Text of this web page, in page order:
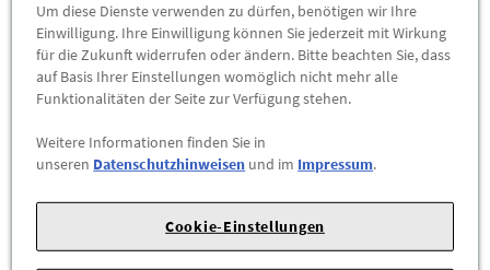
Original Audi RS3 8Y Limousine Kofferraummatte
8Y5061190 DAX
passgenauer Laderaumschutz für den Kofferraum.
Um diese Dienste verwenden zu dürfen, benötigen wir Ihre
Einwilligung. Ihre Einwilligung können Sie jederzeit mit Wirkung
für die Zukunft widerrufen oder ändern. Bitte beachten Sie, dass
auf Basis Ihrer Einstellungen womöglich nicht mehr alle
Funktionalitäten der Seite zur Verfügung stehen.
Weitere Informationen finden Sie in
unseren Datenschutzhinweisen und im Impressum.
Cookie-Einstellungen